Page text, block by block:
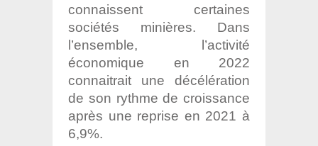
connaissent certaines
sociétés minières. Dans
l’ensemble, l’activité
économique en 2022
connaitrait une décélération
de son rythme de croissance
après une reprise en 2021 à
6,9%.